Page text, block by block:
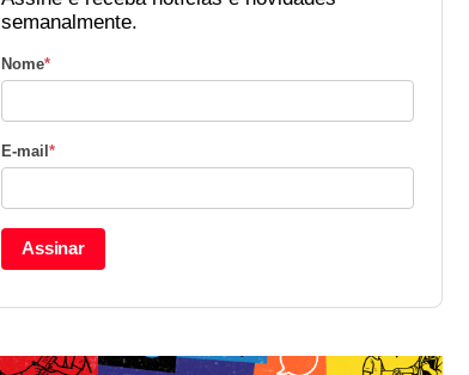
semanalmente.
Nome*
E-mail *
Assinar